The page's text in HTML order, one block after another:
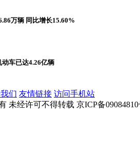
万辆 同比增长15.60%
车已达4.26亿辆
们 友情链接 访问手机站
未经许可不得转载 京ICP备09084810